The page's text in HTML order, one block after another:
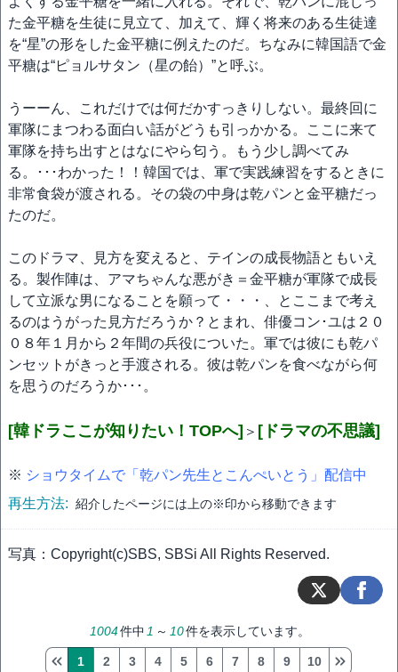
た金平糖を生徒に見立て、加えて、輝く将来のある生徒達
を“星”の形をした金平糖に例えたのだ。ちなみに韓国語で金
平糖は“ピョルサタン（星の飴）”と呼ぶ。
うーーん、これだけでは何だかすっきりしない。最終回に
軍隊にまつわる面白い話がどうも引っかかる。ここに来て
軍隊を持ち出すとはなにやら匂う。もう少し調べてみ
る。･･･わかった！！韓国では、軍で実践練習をするときに
非常食袋が渡される。その袋の中身は乾パンと金平糖だっ
たのだ。
このドラマ、見方を変えると、テインの成長物語ともいえ
る。製作陣は、アマちゃんな悪がき＝金平糖が軍隊で成長
して立派な男になることを願って・・・、とここまで考え
るのはうがった見方だろうか？とまれ、俳優コン･ユは２０
０８年１月から２年間の兵役についた。軍では彼にも乾パ
ンセットがきっと手渡される。彼は乾パンを食べながら何
を思うのだろうか･･･。
[韓ドラここが知りたい！TOPへ] ＞ [ドラマの不思議]
※ ショウタイムで「乾パン先生とこんぺいとう」配信中
再生方法: 紹介したページには上の※印から移動できます
写真：Copyright(c)SBS, SBSi All Rights Reserved.
1004件中 1 ～ 10件を表示しています。
1 2 3 4 5 6 7 8 9 10